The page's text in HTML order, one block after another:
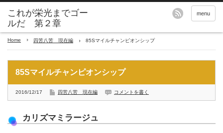
これが栄光までゴー
ルだ 第２章
menu
Home 四苦八苦 現在編 85Sマイルチャンピオンシップ
85Sマイルチャンピオンシップ
2016/12/17 四苦八苦 現在編 コメントを書く
カリズマミラージュ